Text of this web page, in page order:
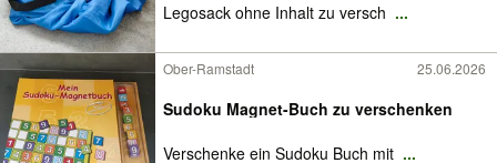
Legosack ohne Inhalt zu versch ...
Ober-Ramstadt 25.06.2026
Sudoku Magnet-Buch zu verschenken
Verschenke ein Sudoku Buch mit ...